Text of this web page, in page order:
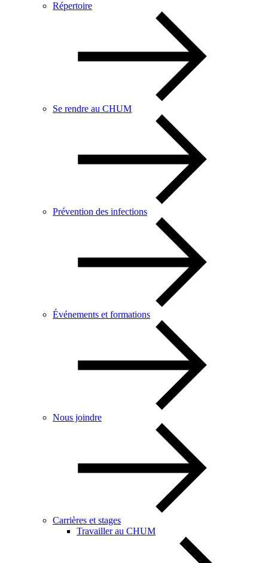
Répertoire
Se rendre au CHUM
Prévention des infections
Événements et formations
Nous joindre
Carrières et stages
Travailler au CHUM